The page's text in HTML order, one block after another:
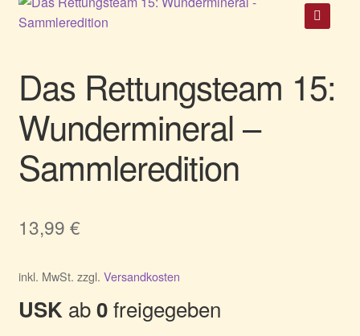
Das Rettungsteam 15:
Wundermineral –
Sammleredition
13,99 €
inkl. MwSt. zzgl. Versandkosten
USK ab0freigegeben